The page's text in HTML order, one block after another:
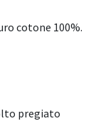
cotone 100%.
pregiato